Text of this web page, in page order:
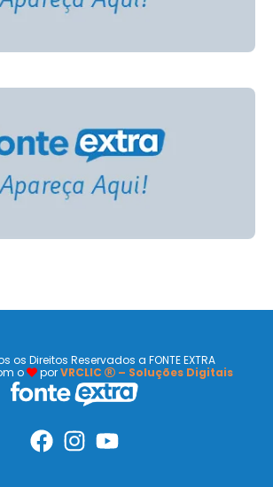
os Direitos Reservados a FONTE EXTRA
o
porVRCLIC – Soluções Digitais